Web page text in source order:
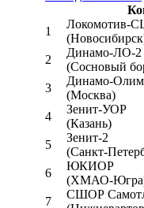
1
Локомотив-
2
Динамо-ЛО-2
(Сосновый
3
Динамо-
(Москва)
4
Зенит-УОР
(Казань)
5
Зенит-2
(Санкт-
6
ЮКИОР
(ХМАО-
7
СШОР